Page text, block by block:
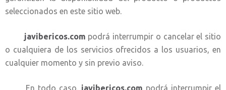
seleccionados en este sitio web.
javibericos.com podrá interrumpir o cancelar el sitio
o cualquiera de los servicios ofrecidos a los usuarios, en
cualquier momento y sin previo aviso.
En todo caso, javibericos.com podrá interrumpir el